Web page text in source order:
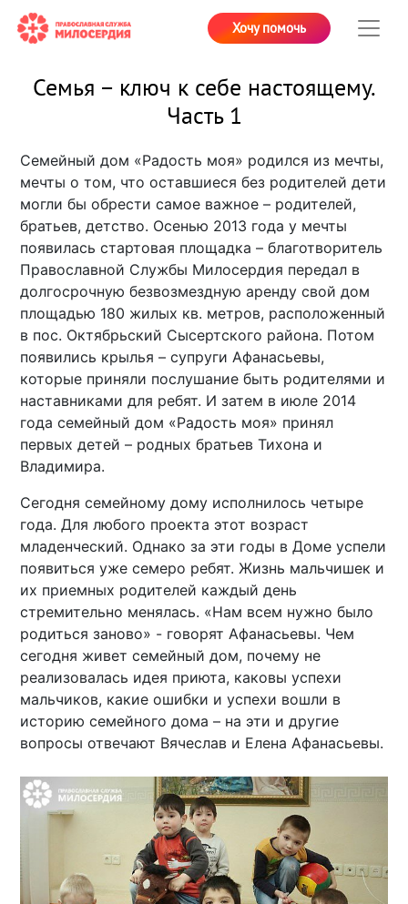
Хочу помочь
Семья – ключ к себе настоящему.
Часть 1
Семейный дом «Радость моя» родился из мечты,
мечты о том, что оставшиеся без родителей дети
могли бы обрести самое важное – родителей,
братьев, детство. Осенью 2013 года у мечты
появилась стартовая площадка – благотворитель
Православной Службы Милосердия передал в
долгосрочную безвозмездную аренду свой дом
площадью 180 жилых кв. метров, расположенный
в пос. Октябрьский Сысертского района. Потом
появились крылья – супруги Афанасьевы,
которые приняли послушание быть родителями и
наставниками для ребят. И затем в июле 2014
года семейный дом «Радость моя» принял
первых детей – родных братьев Тихона и
Владимира.
Сегодня семейному дому исполнилось четыре
года. Для любого проекта этот возраст
младенческий. Однако за эти годы в Доме успели
появиться уже семеро ребят. Жизнь мальчишек и
их приемных родителей каждый день
стремительно менялась. «Нам всем нужно было
родиться заново» - говорят Афанасьевы. Чем
сегодня живет семейный дом, почему не
реализовалась идея приюта, каковы успехи
мальчиков, какие ошибки и успехи вошли в
историю семейного дома – на эти и другие
вопросы отвечают Вячеслав и Елена Афанасьевы.